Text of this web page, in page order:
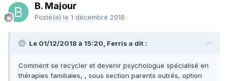
B. Majour
Posté(e) le 1 décembre 2018
Le 01/12/2018 à 15:20, Ferris a dit :
Comment se recycler et devenir psychologue spécialisé en
thérapies familiales, , sous section parents outrés, option